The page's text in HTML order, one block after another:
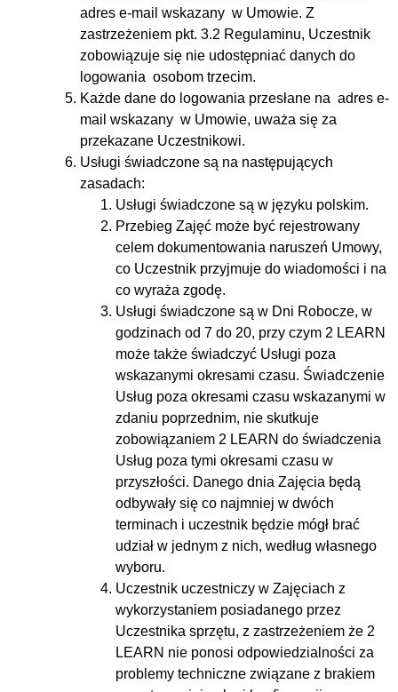
adres e-mail wskazany w Umowie. Z
zastrzeżeniem pkt. 3.2 Regulaminu, Uczestnik
zobowiązuje się nie udostępniać danych do
logowania osobom trzecim.
Każde dane do logowania przesłane na adres e-
mail wskazany w Umowie, uważa się za
przekazane Uczestnikowi.
Usługi świadczone są na następujących
zasadach:
Usługi świadczone są w języku polskim.
Przebieg Zajęć może być rejestrowany
celem dokumentowania naruszeń Umowy,
co Uczestnik przyjmuje do wiadomości i na
co wyraża zgodę.
Usługi świadczone są w Dni Robocze, w
godzinach od 7 do 20, przy czym 2 LEARN
może także świadczyć Usługi poza
wskazanymi okresami czasu. Świadczenie
Usług poza okresami czasu wskazanymi w
zdaniu poprzednim, nie skutkuje
zobowiązaniem 2 LEARN do świadczenia
Usług poza tymi okresami czasu w
przyszłości. Danego dnia Zajęcia będą
odbywały się co najmniej w dwóch
terminach i uczestnik będzie mógł brać
udział w jednym z nich, według własnego
wyboru.
Uczestnik uczestniczy w Zajęciach z
wykorzystaniem posiadanego przez
Uczestnika sprzętu, z zastrzeżeniem że 2
LEARN nie ponosi odpowiedzialności za
problemy techniczne związane z brakiem